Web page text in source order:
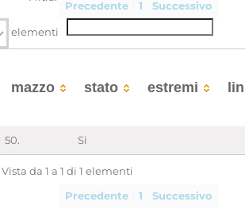
Precedente 1 Successivo
elementi
mazzo stato estremi
50. Si
Vista da 1 a 1 di 1 elementi
Precedente 1 Successivo